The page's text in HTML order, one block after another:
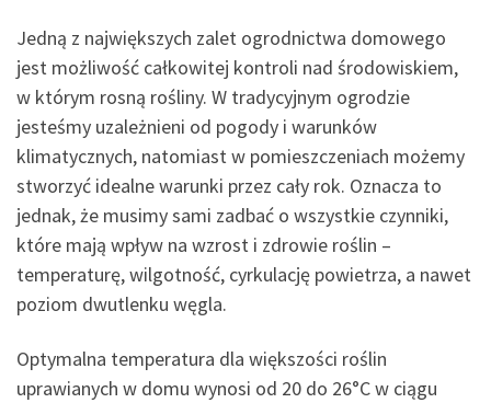
Jedną z największych zalet ogrodnictwa domowego
jest możliwość całkowitej kontroli nad środowiskiem,
w którym rosną rośliny. W tradycyjnym ogrodzie
jesteśmy uzależnieni od pogody i warunków
klimatycznych, natomiast w pomieszczeniach możemy
stworzyć idealne warunki przez cały rok. Oznacza to
jednak, że musimy sami zadbać o wszystkie czynniki,
które mają wpływ na wzrost i zdrowie roślin –
temperaturę, wilgotność, cyrkulację powietrza, a nawet
poziom dwutlenku węgla.
Optymalna temperatura dla większości roślin
uprawianych w domu wynosi od 20 do 26°C w ciągu